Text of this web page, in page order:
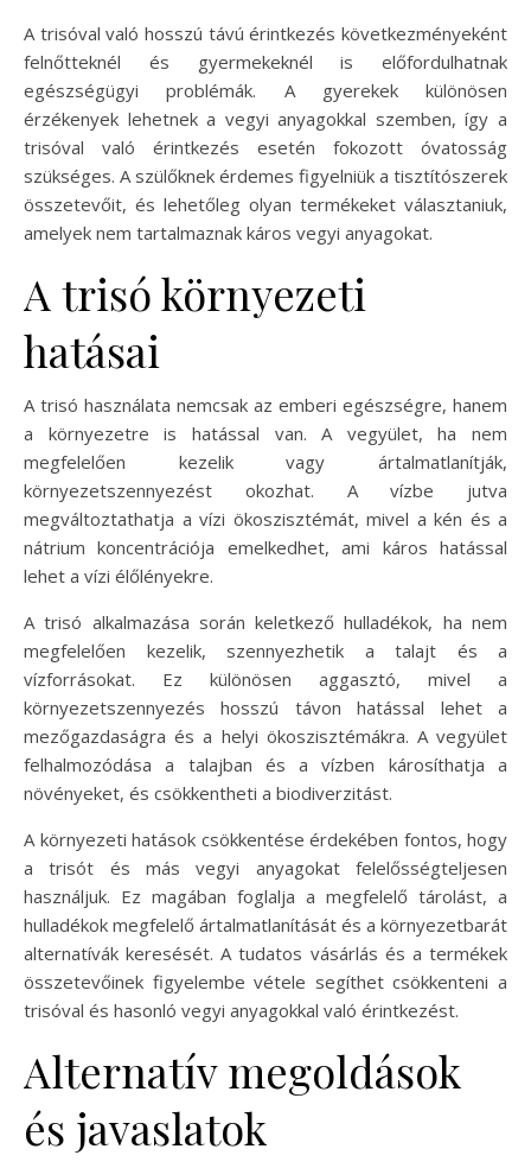
A trisóval való hosszú távú érintkezés következményeként
felnőtteknél és gyermekeknél is előfordulhatnak
egészségügyi problémák. A gyerekek különösen
érzékenyek lehetnek a vegyi anyagokkal szemben, így a
trisóval való érintkezés esetén fokozott óvatosság
szükséges. A szülőknek érdemes figyelniük a tisztítószerek
összetevőit, és lehetőleg olyan termékeket választaniuk,
amelyek nem tartalmaznak káros vegyi anyagokat.
A trisó környezeti
hatásai
A trisó használata nemcsak az emberi egészségre, hanem
a környezetre is hatással van. A vegyület, ha nem
megfelelően kezelik vagy ártalmatlanítják,
környezetszennyezést okozhat. A vízbe jutva
megváltoztathatja a vízi ökoszisztémát, mivel a kén és a
nátrium koncentrációja emelkedhet, ami káros hatással
lehet a vízi élőlényekre.
A trisó alkalmazása során keletkező hulladékok, ha nem
megfelelően kezelik, szennyezhetik a talajt és a
vízforrásokat. Ez különösen aggasztó, mivel a
környezetszennyezés hosszú távon hatással lehet a
mezőgazdaságra és a helyi ökoszisztémákra. A vegyület
felhalmozódása a talajban és a vízben károsíthatja a
növényeket, és csökkentheti a biodiverzitást.
A környezeti hatások csökkentése érdekében fontos, hogy
a trisót és más vegyi anyagokat felelősségteljesen
használjuk. Ez magában foglalja a megfelelő tárolást, a
hulladékok megfelelő ártalmatlanítását és a környezetbarát
alternatívák keresését. A tudatos vásárlás és a termékek
összetevőinek figyelembe vétele segíthet csökkenteni a
trisóval és hasonló vegyi anyagokkal való érintkezést.
Alternatív megoldások
és javaslatok